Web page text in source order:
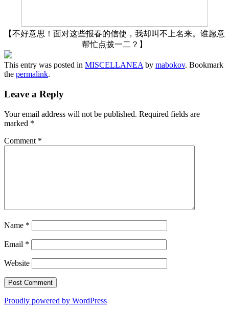
【不好意思！面对这些报春的信使，我却叫不上名来。谁愿意
帮忙点拨一二？】
This entry was posted in MISCELLANEAby mabokov. Bookmark
the permalink.
Leave a Reply
Your email address will not be published. Required fields are
marked *
Comment *
Name *
Email *
Website
Proudly powered by WordPress